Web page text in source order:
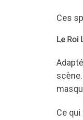
Ces
Le Roi
Ce